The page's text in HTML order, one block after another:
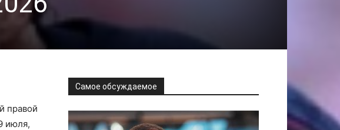
правой
июля,
Самое обсуждаемое